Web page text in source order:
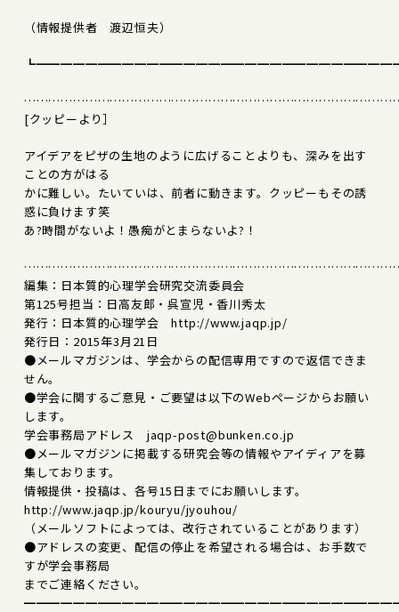
（情報提供者 渡辺恒夫）
[クッピーより］
アイデアをピザの生地のように広げることよりも、深みを出す
ことの方がはる
かに難しい。たいていは、前者に動きます。クッピーもその誘
惑に負けます笑
あ?時間がないよ！愚痴がとまらないよ?！
編集：日本質的心理学会研究交流委員会
第125号担当：日高友郎・呉宣児・香川秀太
発行：日本質的心理学会 http://www.jaqp.jp/
発行日：2015年3月21日
●メールマガジンは、学会からの配信専用ですので返信できま
せん。
●学会に関するご意見・ご要望は以下のWebページからお願い
します。
学会事務局アドレス jaqp-post@bunken.co.jp
●メールマガジンに掲載する研究会等の情報やアイディアを募
集しております。
情報提供・投稿は、各号15日までにお願いします。
http://www.jaqp.jp/kouryu/jyouhou/
（メールソフトによっては、改行されていることがあります）
●アドレスの変更、配信の停止を希望される場合は、お手数で
すが学会事務局
までご連絡ください。